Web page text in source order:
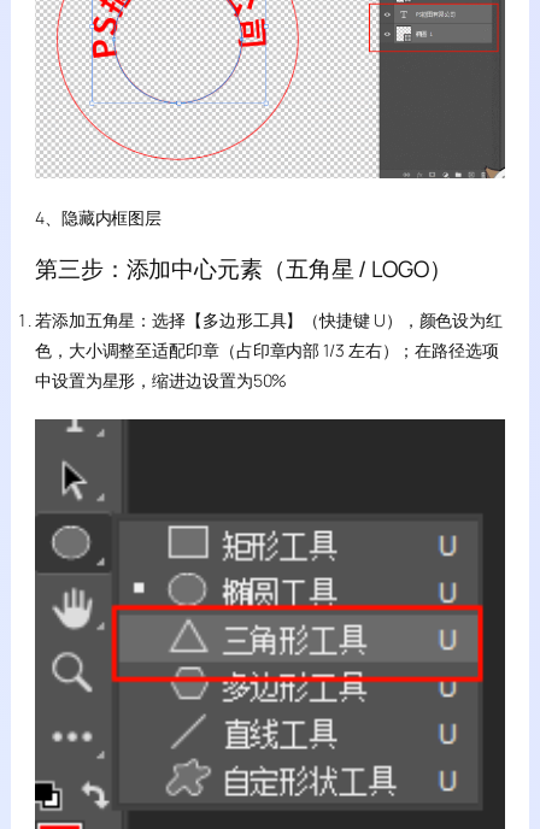
4、隐藏内框图层
第三步：添加中心元素（五角星 / LOGO）
若添加五角星：选择【多边形工具】（快捷键 U），颜色设为红
色，大小调整至适配印章（占印章内部 1/3 左右）；在路径选项
中设置为星形，缩进边设置为50%